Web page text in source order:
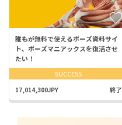
誰もが無料で使えるポーズ資料サイ
ト、ポーズマニアックスを復活させ
たい！
SUCCESS
17,014,300JPY 終了